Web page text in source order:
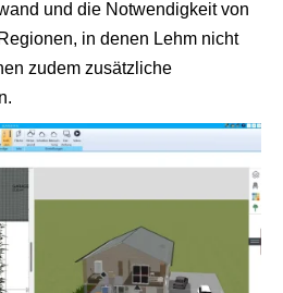
und die Notwendigkeit von
in denen Lehm nicht
zudem zusätzliche